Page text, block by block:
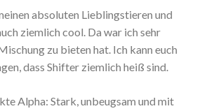
absoluten Lieblingstieren und
ziemlich cool. Da war ich sehr
zu bieten hat. Ich kann euch
dass Shifter ziemlich heiß sind.
Alpha: Stark, unbeugsam und mit